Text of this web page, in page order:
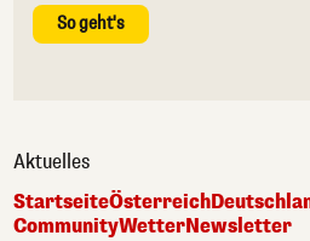
So geht's
Aktuelles
StartseiteÖsterreich
CommunityWetterNewsletter